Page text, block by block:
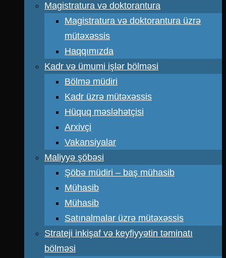
Magistratura və doktorantura
Magistratura və doktorantura üzrə
mütəxəssis
Haqqımızda
Kadr və ümumi işlər bölməsi
Bölmə müdiri
Kadr üzrə mütəxəssis
Hüquq məsləhətçisi
Arxivçi
Vakansiyalar
Maliyyə şöbəsi
Şöbə müdiri – baş mühasib
Mühasib
Mühasib
Satınalmalar üzrə mütəxəssis
Strateji inkişaf və keyfiyyətin təminatı
bölməsi